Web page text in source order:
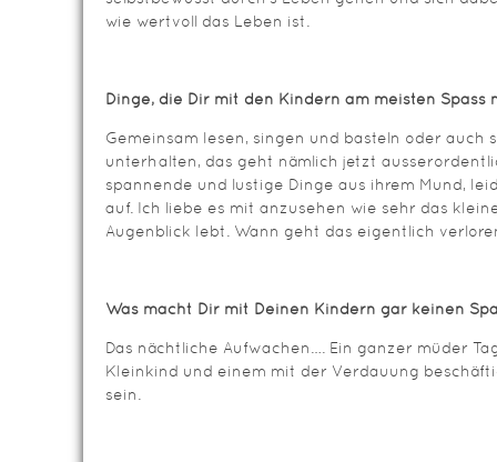
wie wertvoll das Leben ist.
Dinge, die Dir mit den Kindern am meisten Spass
Gemeinsam lesen, singen und basteln oder auch
unterhalten, das geht nämlich jetzt
spannende und lustige Dinge aus ihrem Mund,
auf. Ich liebe es mit anzusehen wie sehr das
Augenblick lebt. Wann geht das eigentlich
Was macht Dir mit Deinen Kindern gar keinen
Das nächtliche Aufwachen…. Ein ganzer müder
Kleinkind und einem mit der Verdauung
sein.